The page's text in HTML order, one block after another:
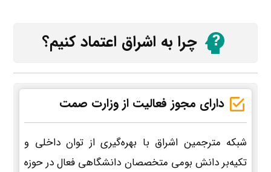
چرا به اشراق اعتماد کنیم؟
دارای مجوز فعالیت از وزارت صمت
شبکه مترجمین اشراق با بهره‌گیری از توان داخلی و
تکیه‌بر دانش بومی متخصصان دانشگاهی فعال در حوزه